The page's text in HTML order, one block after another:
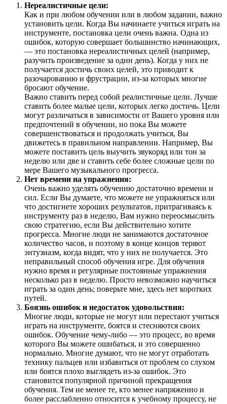
Нереалистичные цели:
Как и при любом обучении или в любом задании, важно
установить цели. Когда Вы начинаете учиться играть на
инструменте, постановка цели очень важна. Одна из
ошибок, которую совершает большинство начинающих,
— это постановка нереалистичных целей (например,
разучить произведение за один день). Когда у них не
получается достичь своих целей, это приводит к
разочарованию и фрустрации, из-за которых многие
бросают обучение.
Важно ставить перед собой реалистичные цели. Лучше
ставить более малые цели, которых легко достичь. Цели
могут различаться в зависимости от Вашего уровня или
предпочтений в обучении, но пока Вы можете
совершенствоваться и продолжать учиться, Вы
движетесь в правильном направлении. Например, Вы
можете поставить цель выучить звукоряд или тон за
неделю или две и ставить себе более сложные цели по
мере Вашего музыкального прогресса.
Нет времени на упражнения:
Очень важно уделять обучению достаточно времени и
сил. Если Вы думаете, что можете не упражняться или
что достигнете хороших результатов, притрагиваясь к
инструменту раз в неделю, Вам нужно переосмыслить
свою стратегию, если Вы действительно хотите
прогресса. Многие люди не занимаются достаточное
количество часов, и поэтому в конце концов теряют
энтузиазм, когда видят, что у них не получается. Это
неправильный способ обучения игре. Для обучения
нужно время и регулярные постоянные упражнения
несколько раз в неделю. Просто невозможно научиться
играть за один день; поверьте мне, здесь нет коротких
путей.
Боязнь ошибок и недостаток удовольствия:
Многие люди, которые не могут или перестают учиться
играть на инструменте, боятся и стесняются своих
ошибок. Обучение чему-либо — это процесс, во время
которого Вы можете ошибаться, и это совершенно
нормально. Многие думают, что не могут отработать
технику пальцев или избавиться от проблем со слухом
или боятся плохо выглядеть из-за ошибок. Это
становится популярной причиной прекращения
обучения. Тем не менее те, кто менее напряженно и
более расслабленно относится к учебному процессу, не